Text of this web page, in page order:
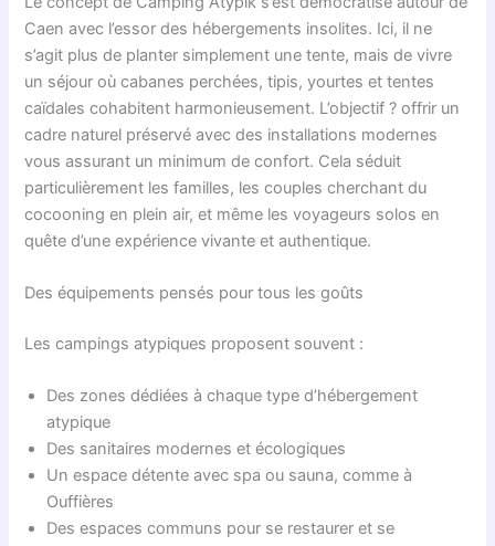
Caen avec l’essor des hébergements insolites. Ici, il ne
s’agit plus de planter simplement une tente, mais de vivre
un séjour où cabanes perchées, tipis, yourtes et tentes
caïdales cohabitent harmonieusement. L’objectif ? offrir un
cadre naturel préservé avec des installations modernes
vous assurant un minimum de confort. Cela séduit
particulièrement les familles, les couples cherchant du
cocooning en plein air, et même les voyageurs solos en
quête d’une expérience vivante et authentique.
Des équipements pensés pour tous les goûts
Les campings atypiques proposent souvent :
Des zones dédiées à chaque type d’hébergement
atypique
Des sanitaires modernes et écologiques
Un espace détente avec spa ou sauna, comme à
Ouffières
Des espaces communs pour se restaurer et se